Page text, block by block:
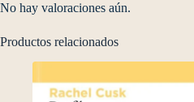
No hay valoraciones aún.
Productos relacionados